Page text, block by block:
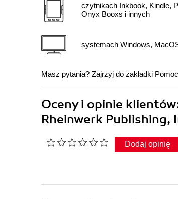
czytnikach Inkbook, Kindle,
Onyx Booxs i innych
systemach Windows,
Masz pytania? Zajrzyj do zakładki Pomoc
Oceny i opinie
Rheinwerk Publishing,
Dodaj opinię